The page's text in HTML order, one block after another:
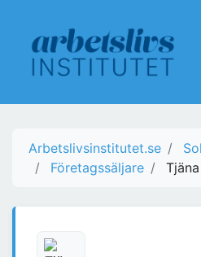
Arbetslivsinstitutet.se
Företagssäljare